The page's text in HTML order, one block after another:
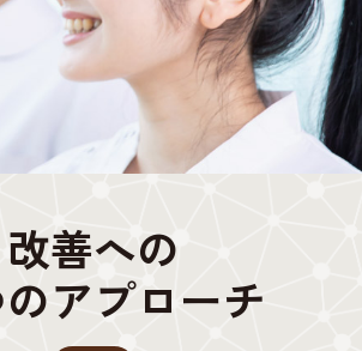
改善への
のアプローチ